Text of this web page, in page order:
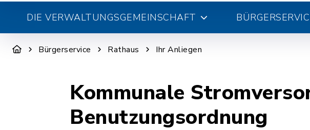
DIE VERWALTUNGSGEMEINSCHAFT
Bürgerservice Rathaus Ihr Anliegen
Kommunale
Benutzungsordnung